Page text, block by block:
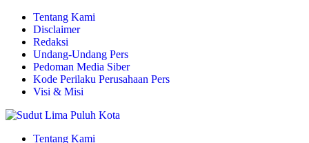
Tentang Kami
Disclaimer
Redaksi
Undang-Undang Pers
Pedoman Media Siber
Kode Perilaku Perusahaan Pers
Visi & Misi
Tentang Kami